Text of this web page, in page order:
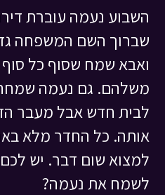
השבוע נעמה עוברת
שברוך השם המשפחה
ואבא שמח שסוף כל
משלהם. גם נעמה
לבית חדש אבל מעבר
אותה. כל החדר מלא
למצוא שום דבר. יש
לשמח את נעמה?